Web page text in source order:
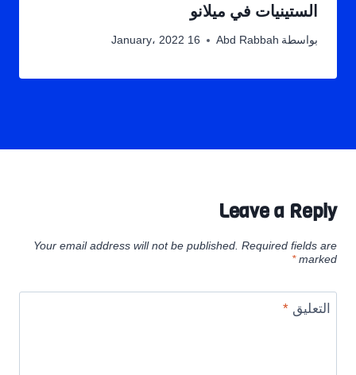
الستينيات في ميلانو
بواسطة Abd Rabbah 16 January، 2022
Leave a Reply
Your email address will not be published. Required fields are
marked
*
التعليق*